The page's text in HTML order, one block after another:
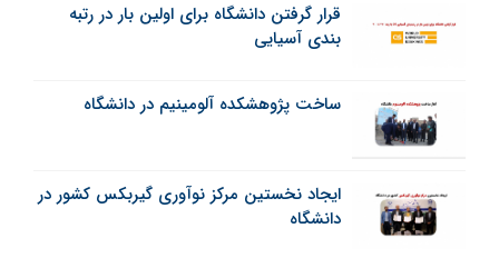
قرار گرفتن دانشگاه برای اولین بار در رتبه
بندی آسیایی
ساخت پژوهشکده آلومینیم در دانشگاه
ایجاد نخستین مرکز نوآوری گیربکس کشور در
دانشگاه